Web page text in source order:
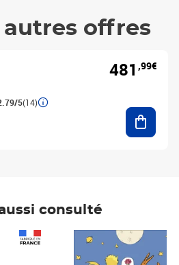
autres offres
5(14)
481 ,99€
consulté
Prix 7,50€